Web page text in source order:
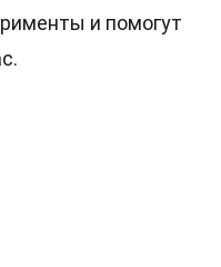
и помогут